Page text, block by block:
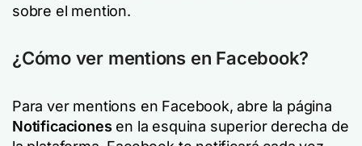
sobre el mention.
¿Cómo ver mentions en Facebook?
Para ver mentions en Facebook, abre la página
Notificaciones en la esquina superior derecha de